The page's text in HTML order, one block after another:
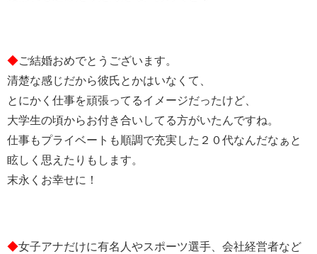
◆ご結婚おめでとうございます。
清楚な感じだから彼氏とかはいなくて、
とにかく仕事を頑張ってるイメージだったけど、
大学生の頃からお付き合いしてる方がいたんですね。
仕事もプライベートも順調で充実した２０代なんだなぁと
眩しく思えたりもします。
末永くお幸せに！
◆女子アナだけに有名人やスポーツ選手、会社経営者など